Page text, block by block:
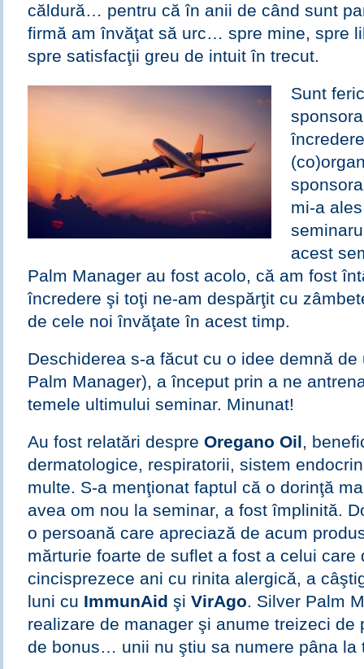
căldură… pentru că în anii de când sunt
firmă am învăţat să urc… spre mine, spre
spre satisfacţii greu de intuit în trecut.
Sunt
mi-a
acest
Palm Manager au fost acolo, că am fost
încredere şi toţi ne-am despărţit cu
de cele noi învăţate în acest timp.
Deschiderea s-a făcut cu o idee demnă de
Palm Manager), a început prin a ne
temele ultimului seminar. Minunat!
Au fost relatări despre Oregano Oil,
dermatologice, respiratorii, sistem
multe. S-a menţionat faptul că o dorinţă
avea om nou la seminar, a fost împlinită.
o persoană care apreciază de acum
mărturie foarte de suflet a fost a celui care
cincisprezece ani cu rinita alergică, a
luni cu ImmunAid şi VirAgo. Silver Palm
realizare de manager şi anume treizeci de
de bonus… unii nu ştiu sa numere pâna